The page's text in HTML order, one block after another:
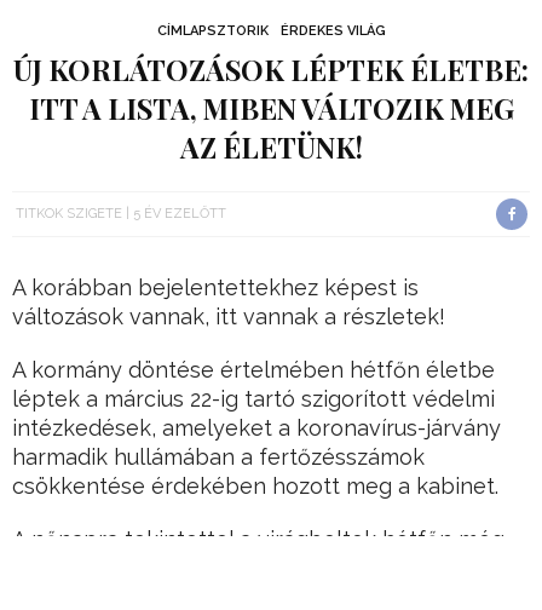
CÍMLAPSZTORIK ÉRDEKES VILÁG
ÚJ KORLÁTOZÁSOK LÉPTEK ÉLETBE:
ITT A LISTA, MIBEN VÁLTOZIK MEG
AZ ÉLETÜNK!
TITKOK SZIGETE 5 ÉV EZELŐTT
A korábban bejelentettekhez képest is
változások vannak, itt vannak a részletek!
A kormány döntése értelmében hétfőn életbe
léptek a március 22-ig tartó szigorított védelmi
intézkedések, amelyeket a koronavírus-járvány
harmadik hullámában a fertőzésszámok
csökkentése érdekében hozott meg a kabinet.
A nőnapra tekintettel a virágboltok hétfőn még